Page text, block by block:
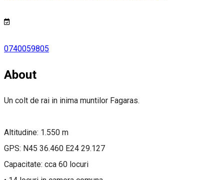
0740059805
About
Un colt de rai in inima muntilor Fagaras.
Altitudine: 1.550 m
GPS: N45 36.460 E24 29.127
Capacitate: cca 60 locuri